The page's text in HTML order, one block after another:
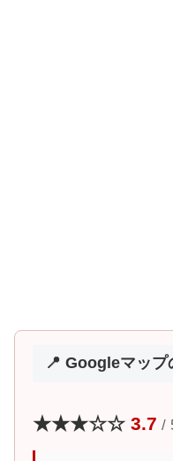
📍 Googleマップ
★★★☆☆ 3.7 /